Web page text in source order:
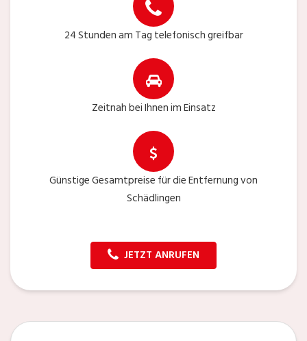
24 Stunden am Tag telefonisch greifbar
Zeitnah bei Ihnen im Einsatz
Günstige Gesamtpreise für die Entfernung von
Schädlingen
JETZT ANRUFEN